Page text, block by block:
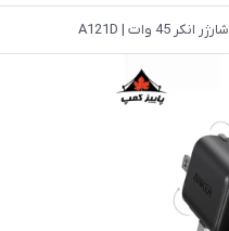
شارژر انکر 45 وات | A121D